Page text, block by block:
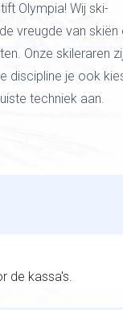
Olympia! Wij ski-
vreugde van skiën
Onze skileraren
discipline je ook
techniek aan.
de kassa's.